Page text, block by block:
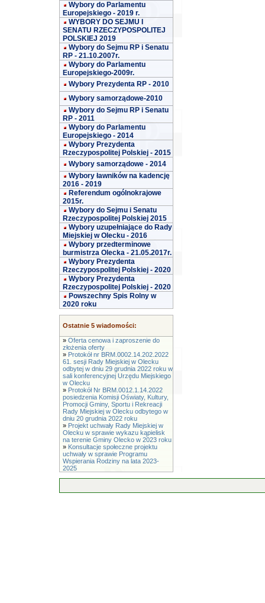
Wybory do Parlamentu
Europejskiego - 2019 r.
WYBORY DO SEJMU I
SENATU RZECZYPOSPOLITEJ
POLSKIEJ 2019
Wybory do Sejmu RP i Senatu
RP - 21.10.2007r.
Wybory do Parlamentu
Europejskiego-2009r.
Wybory Prezydenta RP - 2010
Wybory samorządowe-2010
Wybory do Sejmu RP i Senatu
RP - 2011
Wybory do Parlamentu
Europejskiego - 2014
Wybory Prezydenta
Rzeczypospolitej Polskiej - 2015
Wybory samorządowe - 2014
Wybory ławników na kadencję
2016 - 2019
Referendum ogólnokrajowe
2015r.
Wybory do Sejmu i Senatu
Rzeczypospolitej Polskiej 2015
Wybory uzupełniające do Rady
Miejskiej w Olecku - 2016
Wybory przedterminowe
burmistrza Olecka - 21.05.2017r.
Wybory Prezydenta
Rzeczypospolitej Polskiej - 2020
Wybory Prezydenta
Rzeczypospolitej Polskiej - 2020
Powszechny Spis Rolny w
2020 roku
Ostatnie 5 wiadomości:
» Oferta cenowa i zaproszenie do
złożenia oferty
» Protokół nr BRM.0002.14.202.2022
61. sesji Rady Miejskiej w Olecku
odbytej w dniu 29 grudnia 2022 roku w
sali konferencyjnej Urzędu Miejskiego
w Olecku
» Protokół Nr BRM.0012.1.14.2022
posiedzenia Komisji Oświaty, Kultury,
Promocji Gminy, Sportu i Rekreacji
Rady Miejskiej w Olecku odbytego w
dniu 20 grudnia 2022 roku
» Projekt uchwały Rady Miejskiej w
Olecku w sprawie wykazu kąpielisk
na terenie Gminy Olecko w 2023 roku
» Konsultacje społeczne projektu
uchwały w sprawie Programu
Wspierania Rodziny na lata 2023-
2025